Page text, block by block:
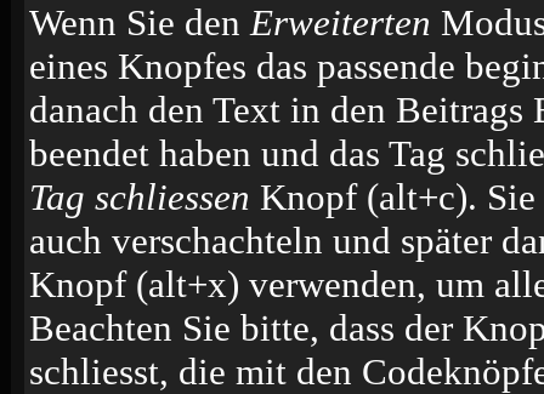
Wenn Sie denErweiterten
eines Knopfes das passende
danach den Text in den Beitrags
beendet haben und das Tag
Tag schliessen Knopf (alt+c).
auch verschachteln und später
Knopf (alt+x) verwenden, um
Beachten Sie bitte, dass der
schliesst, die mit den